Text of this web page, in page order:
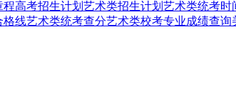
程高考招生计划 艺术类招生计划 艺术类统考时
格线艺术类统考查分艺术类校考专业成绩查询